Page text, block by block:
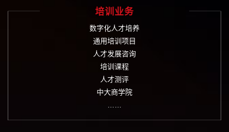
培训业务
数字化人才培养
通用培训项目
人才发展咨询
培训课程
人才测评
中大商学院
……